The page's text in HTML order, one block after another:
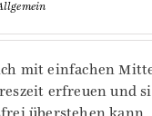
mit einfachen
erfreuen und